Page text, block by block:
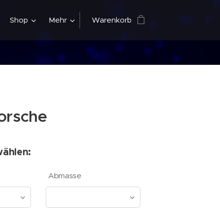
Shop Mehr Warenkorb
Abmasse